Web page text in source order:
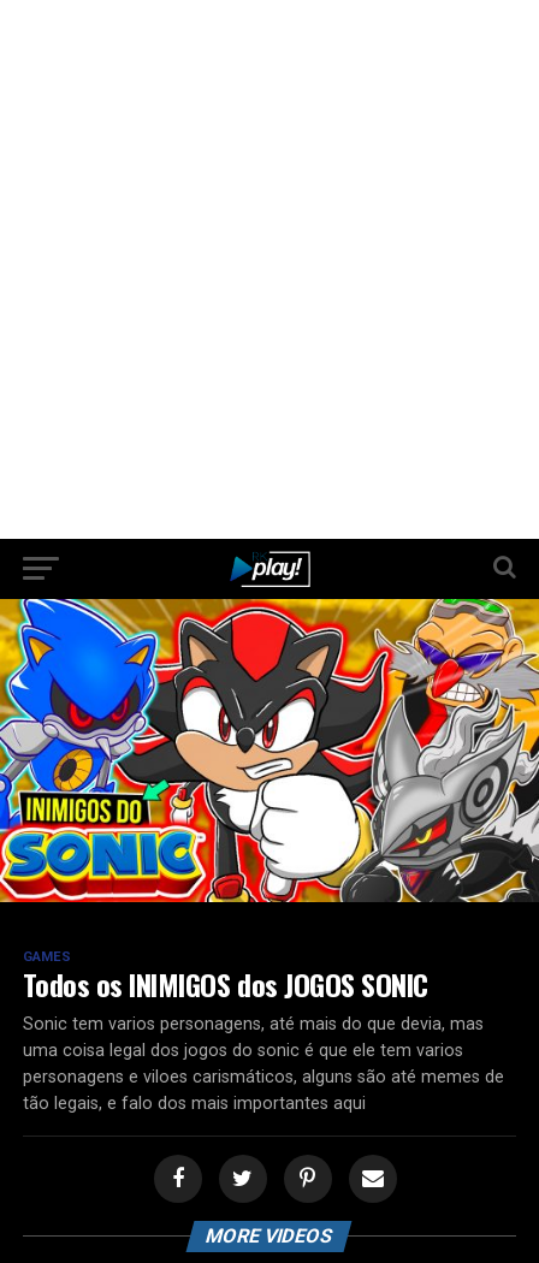
GAMES
Todos os INIMIGOS dos JOGOS SONIC
Sonic tem varios personagens, até mais do que devia, mas
uma coisa legal dos jogos do sonic é que ele tem varios
personagens e viloes carismáticos, alguns são até memes de
tão legais, e falo dos mais importantes aqui
MORE VIDEOS